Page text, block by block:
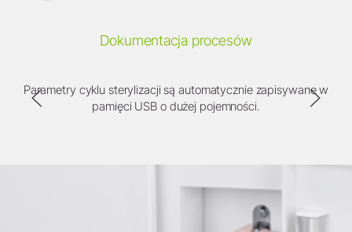
Dokumentacja procesów
Parametry cyklu sterylizacji są automatycznie zapisywane w
pamięci USB o dużej pojemności.